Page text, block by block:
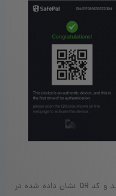
در دستگاه سیف پل، روی «Next» کلیک کنید و کد QR نشان داده شده در